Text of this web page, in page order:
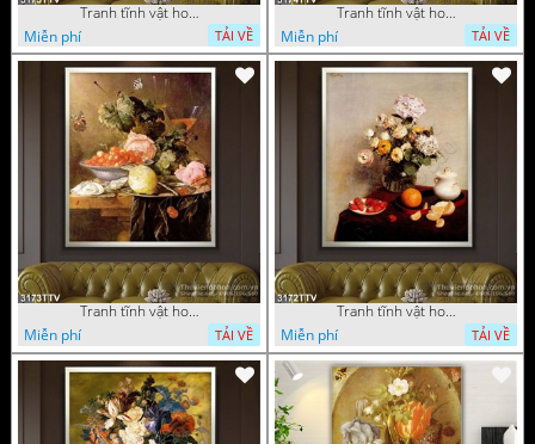
Tranh tĩnh vật hoa quả sơn dầu trang trí đẹp
Miễn phí
TẢI VỀ
Tranh tĩnh vật hoa quả sơn dầu nghệ thuật
Miễn phí
TẢI VỀ
Tranh tĩnh vật hoa quả sơn dầu độc đáo đẹp
Miễn phí
TẢI VỀ
Tranh tĩnh vật hoa quả sơn dầu trang trí phòng ngủ
Miễn phí
TẢI VỀ